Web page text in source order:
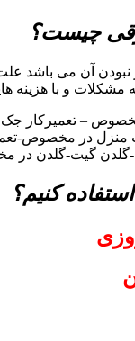
چیست؟
آن می باشد علت
مشکلات و با هزینه
– تعمیرکار
منزل در مخصوص-
تی-گلدن گیت-گلدن
کنیم؟